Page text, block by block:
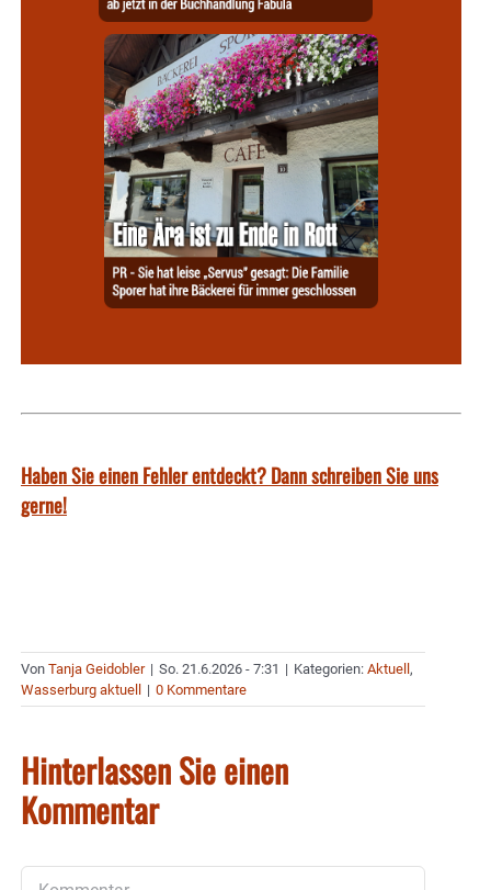
Haben Sie einen Fehler entdeckt? Dann schreiben Sie uns
gerne!
Von Tanja Geidobler | So. 21.6.2026 - 7:31 | Kategorien: Aktuell,
Wasserburg aktuell | 0 Kommentare
Hinterlassen Sie einen
Kommentar